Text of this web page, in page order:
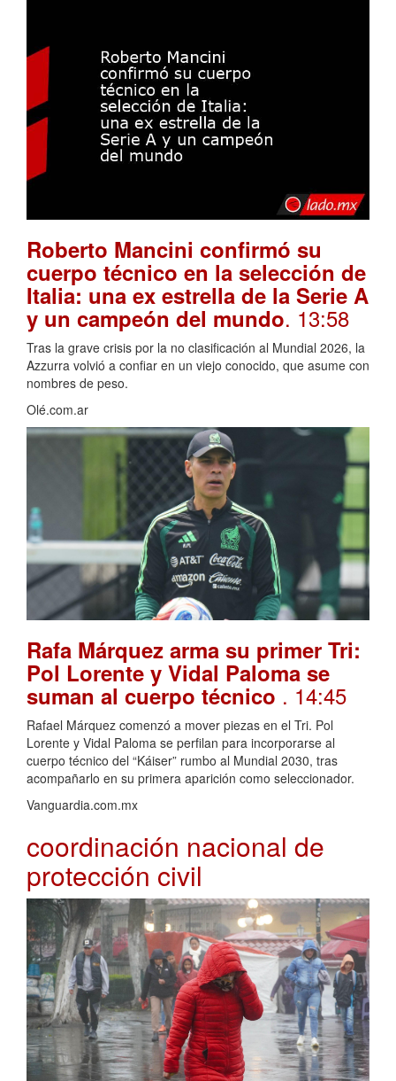
Roberto Mancini confirmó su
cuerpo técnico en la selección de
Italia: una ex estrella de la Serie A
y un campeón del mundo. 13:58
Tras la grave crisis por la no clasificación al Mundial 2026, la
Azzurra volvió a confiar en un viejo conocido, que asume con
nombres de peso.
Olé.com.ar
Rafa Márquez arma su primer Tri:
Pol Lorente y Vidal Paloma se
suman al cuerpo técnico . 14:45
Rafael Márquez comenzó a mover piezas en el Tri. Pol
Lorente y Vidal Paloma se perfilan para incorporarse al
cuerpo técnico del “Káiser” rumbo al Mundial 2030, tras
acompañarlo en su primera aparición como seleccionador.
Vanguardia.com.mx
coordinación nacional de
protección civil